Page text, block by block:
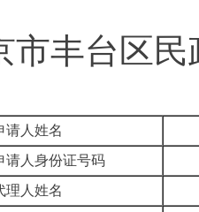
市丰台区
请人姓名
请人身份证号码
理人姓名